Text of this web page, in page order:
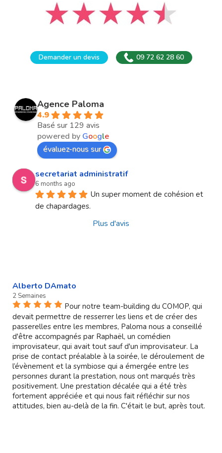
Demander un devis 09 72 62 28 60
Agence Paloma
4.9
Basé sur 129 avis
powered by Google
évaluez-nous sur
secretariat administratif
6 months ago
Un super moment de cohésion et
de chapardages.
Plus d'avis
Alberto DAmato
2 Semaines
Pour notre team-building du COMOP, qui
devait permettre de resserrer les liens et de créer des
passerelles entre les membres, Paloma nous a conseillé
d'être accompagnés par Raphaël, un comédien
improvisateur, qui avait tout sauf d'un improvisateur. La
prise de contact préalable à la soirée, le déroulement de
l’évènement et la symbiose qui a émergée entre les
personnes durant la prestation, nous ont marqués très
positivement. Une prestation décalée qui a été très
fortement appréciée et qui nous fait réfléchir sur nos
attitudes, bien au-delà de la fin. C'était le but, après tout.